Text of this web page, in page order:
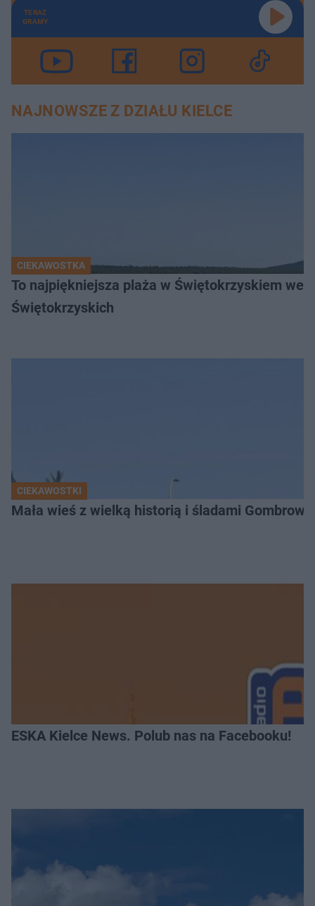
TERAZ
GRAMY
NAJNOWSZE Z DZIAŁU KIELCE
CIEKAWOSTKA
To najpiękniejsza plaża w Świętokrzyskiem
Świętokrzyskich
CIEKAWOSTKI
Mała wieś z wielką historią i śladami
ESKA Kielce News. Polub nas na Facebooku!